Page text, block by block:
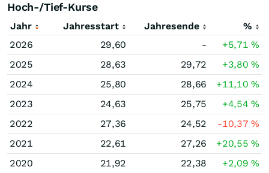
Hoch-/Tief-Kurse
Jahr Jahresstart Jahresende
%
2026
29,60 - +5,71%
2025
28,63 29,72 +3,80%
2024
25,80 28,66 +11,10%
2023
24,63 25,75 +4,54%
2022
27,36 24,52 -10,37%
2021
22,61 27,26 +20,55%
2020
21,92 22,38 +2,09%